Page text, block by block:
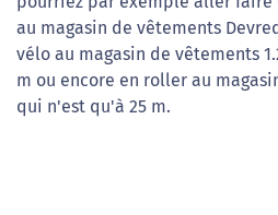
au magasin de vêtements
vélo au magasin de vêtements
m ou encore en roller au
qui n'est qu'à 25 m.